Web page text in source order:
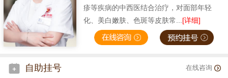
疹等疾病的中西医结合治疗，对面部年轻
化、美白嫩肤、色斑等皮肤常...[详细]
自助挂号 在线咨询